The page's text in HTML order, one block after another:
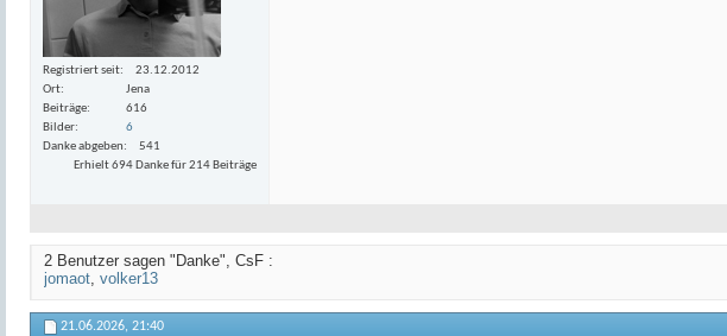
Registriert seit
23.12.2012
Ort
Jena
Beiträge
616
Bilder
6
Danke abgeben
541
Erhielt 694 Danke für 214 Beiträge
2 Benutzer sagen "Danke", CsF :
jomaot, volker13
21.06.2026, 21:40